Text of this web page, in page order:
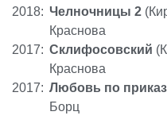
2018: Челночницы 2
Краснова
2017: Склифосовский
Краснова
2017: Любовь по
Борц